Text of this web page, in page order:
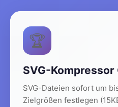
🏆
SVG-Kompressor
SVG-Dateien sofort um
Zielgrößen festlegen